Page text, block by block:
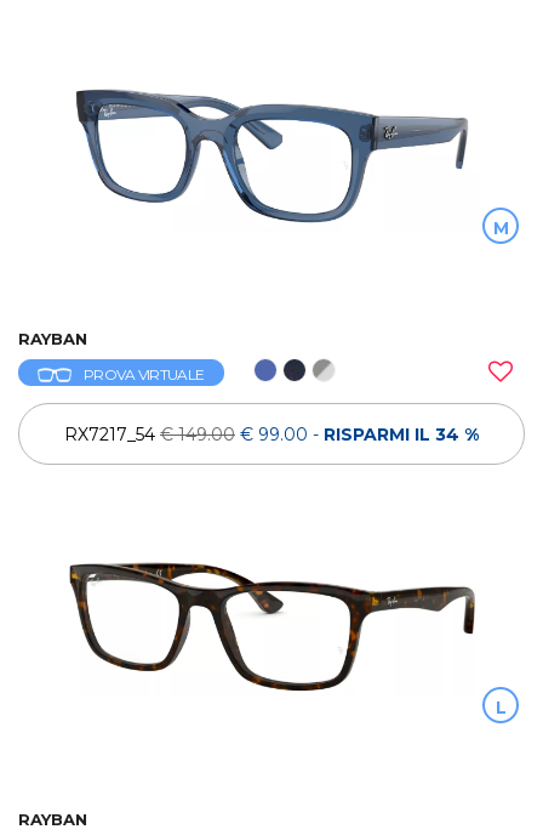
M
RAYBAN
PROVA VIRTUALE
RX7217_54 € 149.00 € 99.00 - RISPARMI IL 34 %
L
RAYBAN